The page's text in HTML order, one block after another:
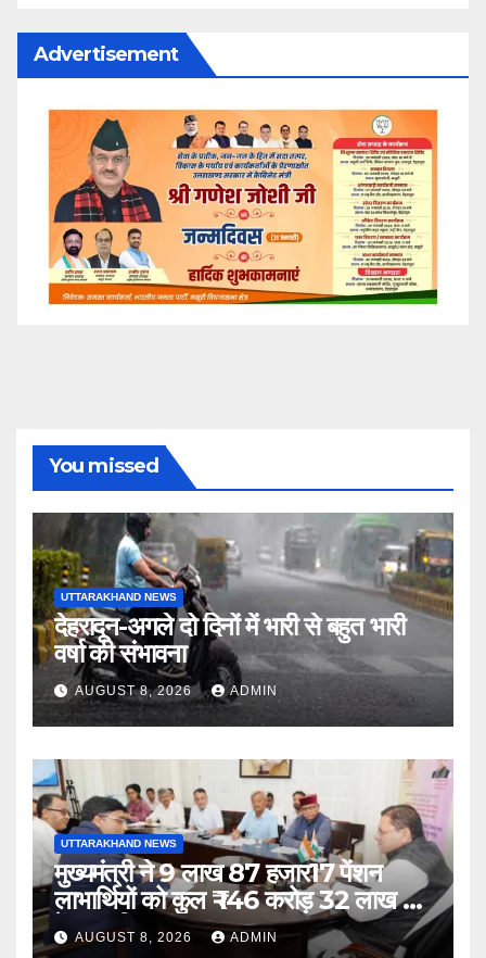
Advertisement
You missed
UTTARAKHAND NEWS
देहरादून-अगले दो दिनों में भारी से बहुत भारी
वर्षा की संभावना
AUGUST 8, 2026 ADMIN
UTTARAKHAND NEWS
मुख्यमंत्री ने 9 लाख 87 हजार17 पेंशन
लाभार्थियों को कुल ₹ 146 करोड़ 32 लाख की
पेंशन राशि का किया भुगतान
AUGUST 8, 2026 ADMIN